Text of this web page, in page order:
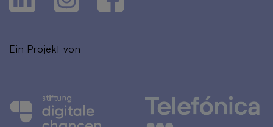
Ein Projekt von